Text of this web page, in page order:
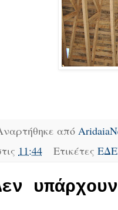
από
11:44 Ετικέτες